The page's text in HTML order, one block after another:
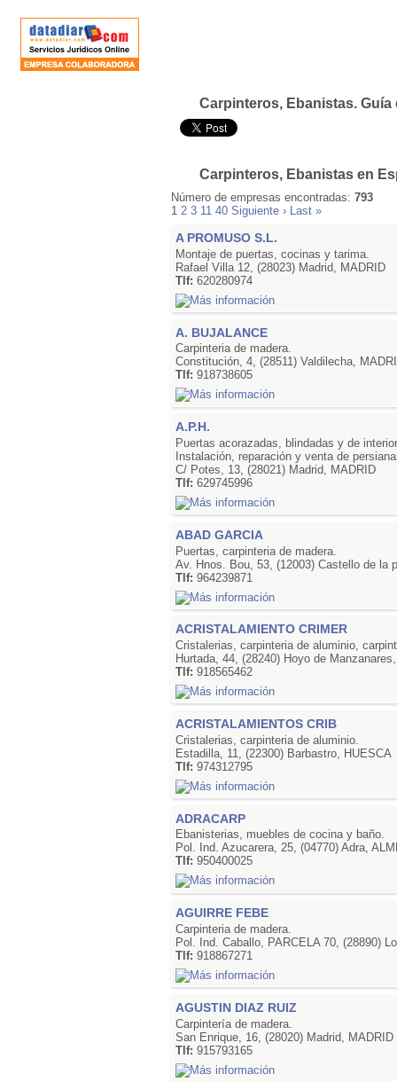
Carpinteros, Ebanistas.
Carpinteros, Ebanistas en
Número de empresas encontradas: 793
1 2 3 11 40 Siguiente › Last »
A PROMUSO S.L.
Montaje de puertas, cocinas y tarima.
Rafael Villa 12, (28023) Madrid, MADRID
Tlf:620280974
A. BUJALANCE
Carpinteria de madera.
Constitución, 4, (28511) Valdilecha,
Tlf:918738605
A.P.H.
Puertas acorazadas, blindadas y de
Instalación, reparación y venta de
C/ Potes, 13, (28021) Madrid, MADRID
Tlf:629745996
ABAD GARCIA
Puertas, carpinteria de madera.
Av. Hnos. Bou, 53, (12003) Castello de la
Tlf:964239871
ACRISTALAMIENTO CRIMER
Cristalerias, carpinteria de aluminio,
Hurtada, 44, (28240) Hoyo de
Tlf:918565462
ACRISTALAMIENTOS CRIB
Cristalerias, carpinteria de aluminio.
Estadilla, 11, (22300) Barbastro, HUESCA
Tlf:974312795
ADRACARP
Ebanisterias, muebles de cocina y baño.
Pol. Ind. Azucarera, 25, (04770) Adra,
Tlf:950400025
AGUIRRE FEBE
Carpinteria de madera.
Pol. Ind. Caballo, PARCELA 70, (28890)
Tlf:918867271
AGUSTIN DIAZ RUIZ
Carpintería de madera.
San Enrique, 16, (28020) Madrid, MADRID
Tlf:915793165